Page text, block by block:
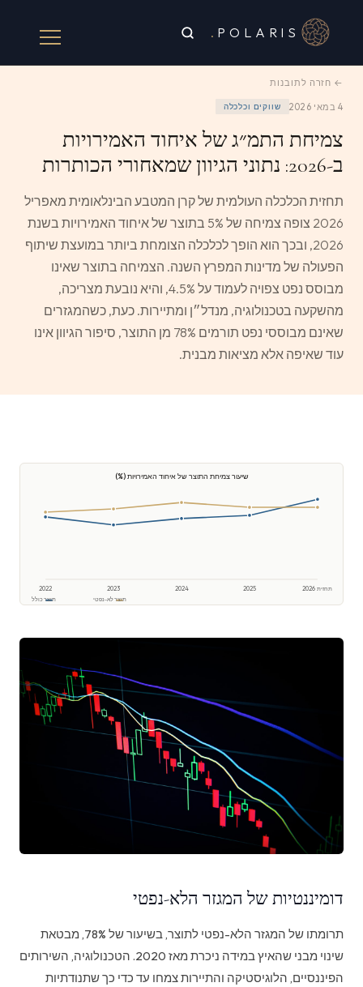
POLARIS
.
← חזרה לתובנות
4 במאי 2026 שווקים וכלכלה
צמיחת התמ״ג של איחוד האמירויות
ב-2026: נתוני הגיוון שמאחורי הכותרות
תחזית הכלכלה העולמית של קרן המטבע הבינלאומית מאפריל
2026 צופה צמיחה של 5% בתוצר של איחוד האמירויות בשנת
2026, ובכך הוא הופך לכלכלה הצומחת ביותר במועצת שיתוף
הפעולה של מדינות המפרץ השנה. הצמיחה בתוצר שאינו
מבוסס נפט צפויה לעמוד על 4.5%, והיא נובעת מצריכה,
מהשקעה בטכנולוגיה, מנדל״ן ומתיירות. כעת, כשהמגזרים
שאינם מבוססי נפט תורמים 78% מן התוצר, סיפור הגיוון אינו
עוד שאיפה אלא מציאות מבנית.
שיעור צמיחת התוצר של איחוד האמירויות (%)
2022 2023 2024 2025 תחזית 2026
תוצר כולל תוצר לא-נפטי
דומיננטיות של המגזר הלא-נפטי
תרומתו של המגזר הלא-נפטי לתוצר, בשיעור של 78%, מבטאת
שינוי מבני שהאיץ במידה ניכרת מאז 2020. הטכנולוגיה, השירותים
הפיננסיים, הלוגיסטיקה והתיירות צמחו עד כדי כך שתנודתיות